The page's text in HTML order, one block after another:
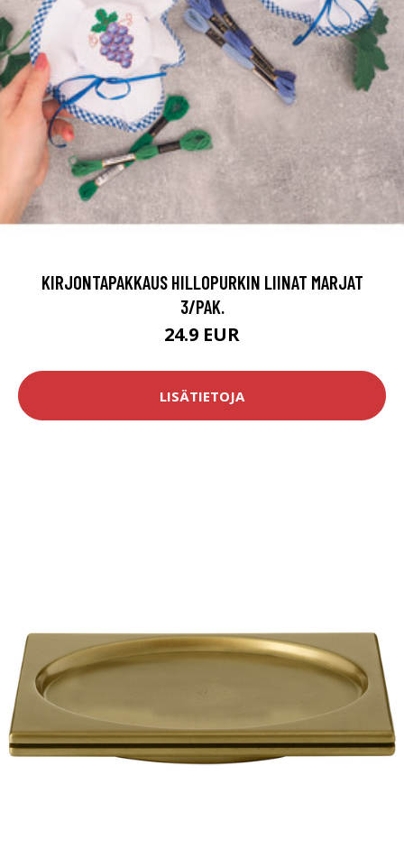
KIRJONTAPAKKAUS HILLOPURKIN LIINAT MARJAT
3/PAK.
24.9 EUR
LISÄTIETOJA